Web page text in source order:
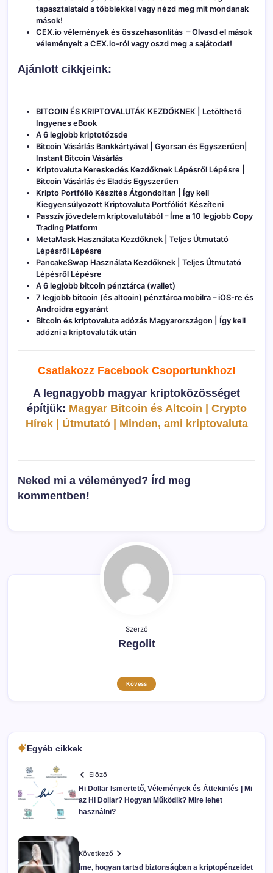
tapasztalataid a többiekkel vagy nézd meg mit mondanak
mások!
CEX.io vélemények és összehasonlítás – Olvasd el mások
véleményeit a CEX.io-ról vagy oszd meg a sajátodat!
Ajánlott cikkjeink:
BITCOIN ÉS KRIPTOVALUTÁK KEZDŐKNEK | Letölthető
Ingyenes eBook
A 6 legjobb kriptotőzsde
Bitcoin Vásárlás Bankkártyával | Gyorsan és Egyszerűen|
Instant Bitcoin Vásárlás
Kriptovaluta Kereskedés Kezdőknek Lépésről Lépésre |
Bitcoin Vásárlás és Eladás Egyszerűen
Kripto Portfólió Készítés Átgondoltan | Így kell
Kiegyensúlyozott Kriptovaluta Portfóliót Készíteni
Passzív jövedelem kriptovalutából – Íme a 10 legjobb Copy
Trading Platform
MetaMask Használata Kezdőknek | Teljes Útmutató
Lépésről Lépésre
PancakeSwap Használata Kezdőknek | Teljes Útmutató
Lépésről Lépésre
A 6 legjobb bitcoin pénztárca (wallet)
7 legjobb bitcoin (és altcoin) pénztárca mobilra – iOS-re és
Androidra egyaránt
Bitcoin és kriptovaluta adózás Magyarországon | Így kell
adózni a kriptovaluták után
Csatlakozz Facebook Csoportunkhoz!
A legnagyobb magyar kriptoközösséget
építjük: Magyar Bitcoin és Altcoin | Crypto
Hírek | Útmutató | Minden, ami kriptovaluta
Neked mi a véleményed? Írd meg
kommentben!
Szerző
Regolit
Kövess
Egyéb cikkek
Előző
Hi Dollar Ismertető, Vélemények és Áttekintés | Mi
az Hi Dollar? Hogyan Működik? Mire lehet
használni?
Következő
Íme, hogyan tartsd biztonságban a kriptopénzeidet